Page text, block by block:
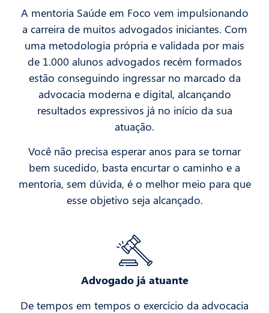
A mentoria Saúde em Foco vem impulsionando
a carreira de muitos advogados iniciantes. Com
uma metodologia própria e validada por mais
de 1.000 alunos advogados recém formados
estão conseguindo ingressar no marcado da
advocacia moderna e digital, alcançando
resultados expressivos já no início da sua
atuação.
Você não precisa esperar anos para se tornar
bem sucedido, basta encurtar o caminho e a
mentoria, sem dúvida, é o melhor meio para que
esse objetivo seja alcançado.
Advogado já atuante
De tempos em tempos o exercício da advocacia